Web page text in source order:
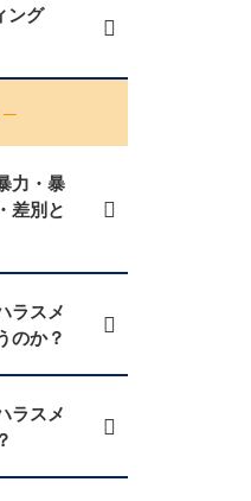
ング
─
力・暴
差別と
ラスメ
のか？
ラスメ